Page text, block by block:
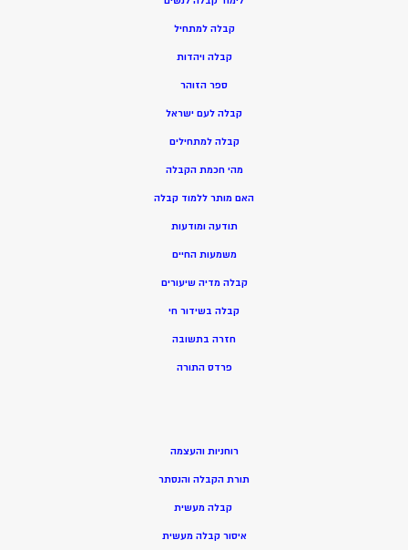
קבלה למתחיל
קבלה ויהדות
ספר הזוהר
קבלה לעם ישראל
קבלה למתחילים
מהי חכמת הקבלה
האם מותר ללמוד קבלה
תודעה ומודעות
משמעות החיים
קבלה מדיה שיעורים
קבלה בשידור חי
חזרה בתשובה
פרדס התורה
רוחניות והעצמה
תורת הקבלה והנסתר
קבלה מעשית
איסור קבלה מעשית